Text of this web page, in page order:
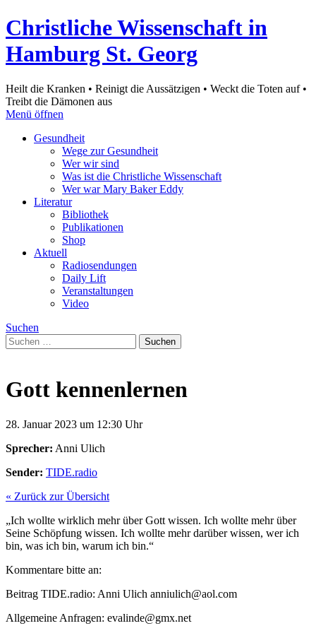
Christliche Wissenschaft in
Hamburg St. Georg
Heilt die Kranken • Reinigt die Aussätzigen • Weckt die Toten auf •
Treibt die Dämonen aus
Menü öffnen
Gesundheit
Wege zur Gesundheit
Wer wir sind
Was ist die Christliche Wissenschaft
Wer war Mary Baker Eddy
Literatur
Bibliothek
Publikationen
Shop
Aktuell
Radiosendungen
Daily Lift
Veranstaltungen
Video
Suchen
Suchen
nach:
Gott kennenlernen
28. Januar 2023 um 12:30 Uhr
Sprecher: Anni Ulich
Sender: TIDE.radio
« Zurück zur Übersicht
„Ich wollte wirklich mehr über Gott wissen. Ich wollte mehr über
Seine Schöpfung wissen. Ich wollte mehr darüber wissen, wer ich
bin, was ich bin, warum ich bin.“
Kommentare bitte an:
Beitrag TIDE.radio: Anni Ulich anniulich@aol.com
Allgemeine Anfragen: evalinde@gmx.net